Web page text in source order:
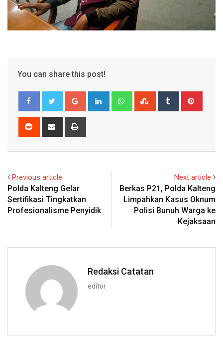
You can share this post!
Google+ LinkedIn WhatsappStumbleUpon
Tumblr
Reddit
Share
Previous article
Polda Kalteng Gelar
Sertifikasi Tingkatkan
Profesionalisme Penyidik
Next article
Berkas P21, Polda Kalteng
Limpahkan Kasus Oknum
Polisi Bunuh Warga ke
Kejaksaan
Redaksi Catatan
editor